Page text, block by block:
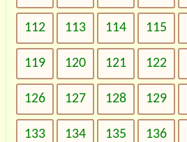
112 113 114 115
119 120 121 122
126 127 128 129
133 134 135 136